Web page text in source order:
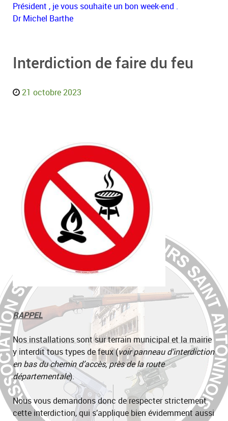
Président , je vous souhaite un bon week-end .
Dr Michel Barthe
Interdiction de faire du feu
21 octobre 2023
RAPPEL
Nos installations sont sur terrain municipal et la mairie
y interdit tous types de feux (voir panneau d’interdiction
en bas du chemin d’accès, près de la route
départementale).
Nous vous demandons donc de respecter strictement
cette interdiction, qui s’applique bien évidemment aussi